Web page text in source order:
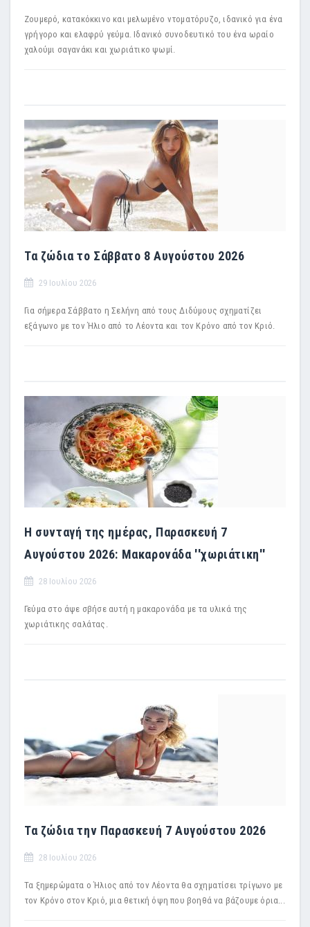
Ζουμερό, κατακόκκινο και μελωμένο ντοματόρυζο, ιδανικό για ένα
γρήγορο και ελαφρύ γεύμα. Ιδανικό συνοδευτικό του ένα ωραίο
χαλούμι σαγανάκι και χωριάτικο ψωμί.
Τα ζώδια το Σάββατο 8 Αυγούστου 2026
29 Ιουλίου 2026
Για σήμερα Σάββατο η Σελήνη από τους Διδύμους σχηματίζει
εξάγωνο με τον Ήλιο από το Λέοντα και τον Κρόνο από τον Κριό.
Η συνταγή της ημέρας, Παρασκευή 7
Αυγούστου 2026: Μακαρονάδα ''χωριάτικη''
28 Ιουλίου 2026
Γεύμα στο άψε σβήσε αυτή η μακαρονάδα με τα υλικά της
χωριάτικης σαλάτας.
Τα ζώδια την Παρασκευή 7 Αυγούστου 2026
28 Ιουλίου 2026
Τα ξημερώματα ο Ήλιος από τον Λέοντα θα σχηματίσει τρίγωνο με
τον Κρόνο στον Κριό, μια θετική όψη που βοηθά να βάζουμε όρια...